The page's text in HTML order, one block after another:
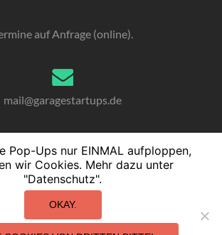
auf Anfrage (online).
mail@garagestartups.de
040. 76 10 23 70
Pop-Ups nur EINMAL aufploppen,
wir Cookies. Mehr dazu unter
"Datenschutz".
OKAY.